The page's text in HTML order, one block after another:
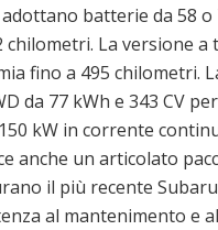
batterie da 58 o
La versione
fino a 495 chilometri.
da 77 kWh e 343 CV
kW in corrente
anche un articolato
il più recente
al mantenimento e